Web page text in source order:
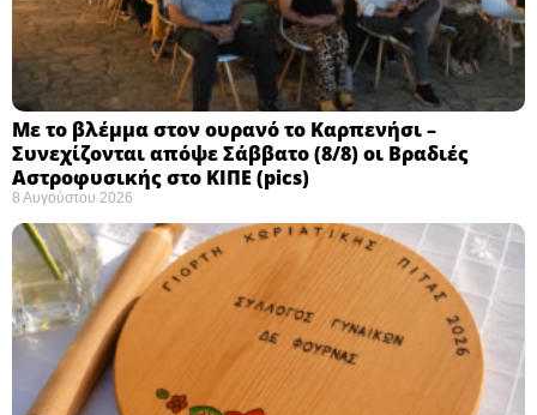
Με το βλέμμα στον ουρανό το Καρπενήσι –
Συνεχίζονται απόψε Σάββατο (8/8) οι Βραδιές
Αστροφυσικής στο ΚΙΠΕ (pics)
8 Αυγούστου 2026